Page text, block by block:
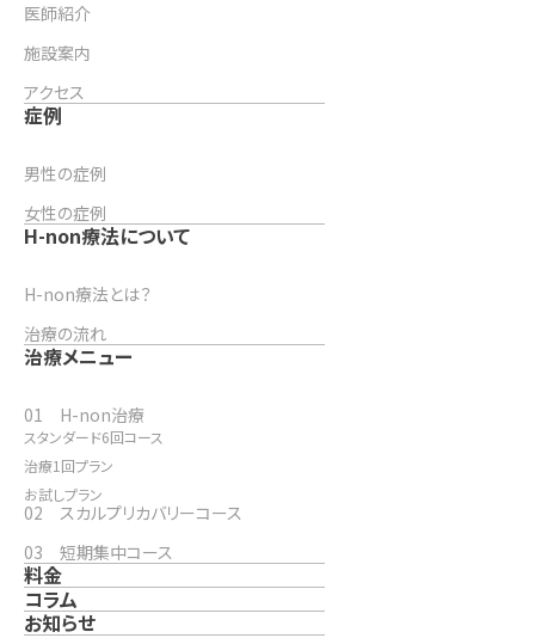
医師紹介
施設案内
アクセス
症例
男性の症例
女性の症例
H-non療法について
H-non療法とは？
治療の流れ
治療メニュー
01 H-non治療
スタンダード6回コース
治療1回プラン
お試しプラン
02 スカルプリカバリーコース
03 短期集中コース
料金
コラム
お知らせ